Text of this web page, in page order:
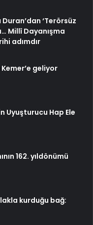
‘Terörsüz
Millî Dayanışma
adımdır
geliyor
Uyuşturucu Hap Ele
162. yıldönümü
kurduğu bağ: